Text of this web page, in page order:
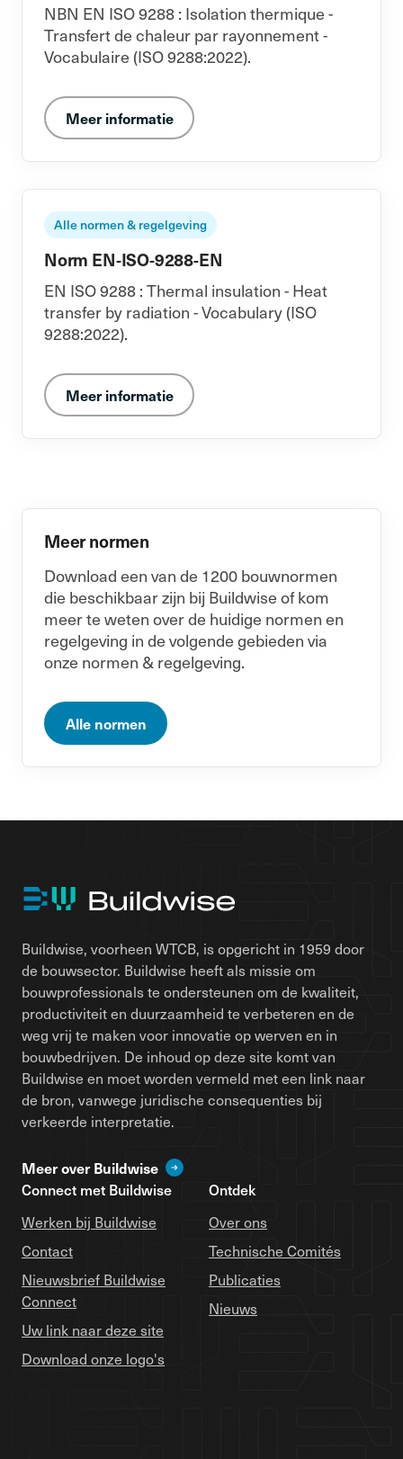
NBN EN ISO 9288 : Isolation thermique -
Transfert de chaleur par rayonnement -
Vocabulaire (ISO 9288:2022).
Meer informatie
Alle normen & regelgeving
Norm EN-ISO-9288-EN
EN ISO 9288 : Thermal insulation - Heat
transfer by radiation - Vocabulary (ISO
9288:2022).
Meer informatie
Meer normen
Download een van de 1200 bouwnormen
die beschikbaar zijn bij Buildwise of kom
meer te weten over de huidige normen en
regelgeving in de volgende gebieden via
onze normen & regelgeving.
Alle normen
Buildwise, voorheen WTCB, is opgericht in 1959 door
de bouwsector. Buildwise heeft als missie om
bouwprofessionals te ondersteunen om de kwaliteit,
productiviteit en duurzaamheid te verbeteren en de
weg vrij te maken voor innovatie op werven en in
bouwbedrijven. De inhoud op deze site komt van
Buildwise en moet worden vermeld met een link naar
de bron, vanwege juridische consequenties bij
verkeerde interpretatie.
Meer over Buildwise
Connect met Buildwise
Werken bij Buildwise
Contact
Nieuwsbrief Buildwise
Connect
Uw link naar deze site
Download onze logo's
Ontdek
Over ons
Technische Comités
Publicaties
Nieuws